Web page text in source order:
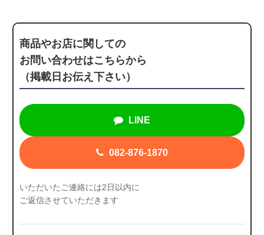
商品やお店に関しての
お問い合わせはこちらから
（掲載日お伝え下さい）
LINE
082-876-1870
いただいたご連絡には2日以内に
ご返信させていただきます